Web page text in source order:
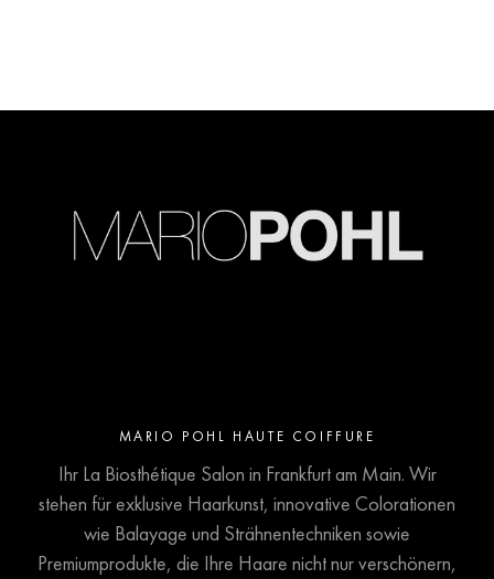
MARIO POHL HAUTE COIFFURE
Ihr La Biosthétique Salon in Frankfurt am Main. Wir
stehen für exklusive Haarkunst, innovative Colorationen
wie Balayage und Strähnentechniken sowie
Premiumprodukte, die Ihre Haare nicht nur verschönern,